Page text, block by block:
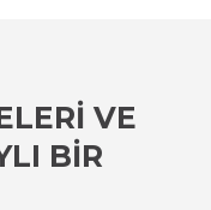
VE
BIR